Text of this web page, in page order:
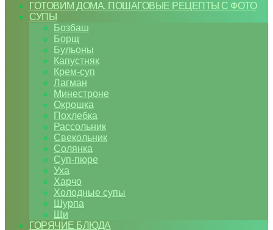
ГОТОВИМ ДОМА. ПОШАГОВЫЕ РЕЦЕПТЫ С ФОТО
СУПЫ
Бозбаш
Борщ
Бульоны
Капустняк
Крем-суп
Лагман
Минестроне
Окрошка
Похлебка
Рассольник
Свекольник
Солянка
Суп-пюре
Уха
Харчо
Холодные супы
Шурпа
Щи
ГОРЯЧИЕ БЛЮДА